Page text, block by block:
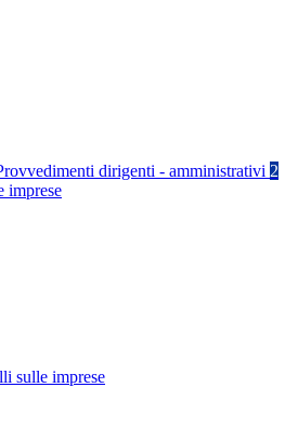
dirigenti - amministrativi 2
imprese
sulle imprese